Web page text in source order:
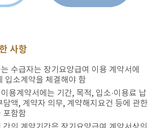
사항
수급자는 장기요양급여 이용 계약서에
입소계약을 체결해야 함
용계약서에는 기간, 목적, 입소·이용료 납
담액, 계약자 의무, 계약해지요건 등에 관한
포함함